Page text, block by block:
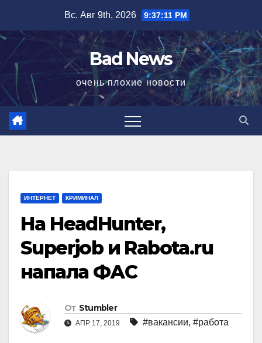
содержимому
Вс. Авг 9th, 2026 9:37:11 PM
Bad News
очень плохие новости
ИНТЕРНЕТ КРИМИНАЛ
На HeadHunter,
Superjob и Rabota.ru
напала ФАС
От Stumbler
АПР 17, 2019 #вакансии, #работа